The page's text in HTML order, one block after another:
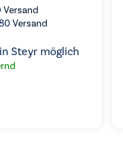
Versand
Versand
Steyr möglich